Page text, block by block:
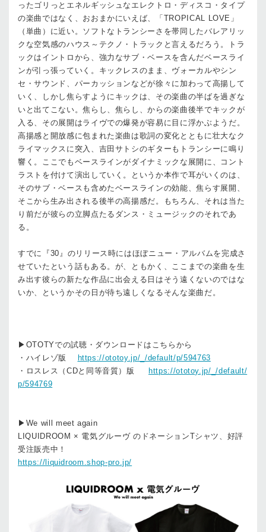
ったゴリっとエネルギッシュなエレクトロ・ディスコ・タイプ
の楽曲ではなく、おおまかにいえば、「TROPICAL LOVE」
（単曲）に近い。ソフトなトランシーさを帯同したバレアリッ
クな空気感のハウス～テクノ・トラックと言えるだろう。トラ
ックはイントロから、強力なサブ・ベースを含んだベースライ
ンが引っ張っていく。キックレスのまま、ヴォーカルやシン
セ・サウンド、パーカッションなどが徐々に加わって高揚して
いく、しかし焦らすようにキックは、その楽曲の半ばを過ぎな
いと出てこない。焦らし、焦らし、からの楽曲後半でキックが
入る、その展開はライヴでの爆発が容易に目に浮かぶようだ。
高揚感と開放感に包まれた楽曲は歌詞の変化とともに壮大なク
ライマックスに突入、吉田サトシのギターもトランシーに鳴り
響く。ここでもベースラインがダイナミックな展開に、コント
ラストを付けて演出していく。というか本作で耳がいくのは、
そのサブ・ベースも含めたベースラインの効能、焦らす展開、
そこから生み出される後半の高揚感だ。もちろん、それは当た
り前だが彼らの立脚点たるダンス・ミュージックのそれであ
る。
すでに『30』のリリース時にはほぼニュー・アルバムを完成さ
せていたという話もある。が、ともかく、ここまでの楽曲を生
み出す彼らの新たな作品に出会える日はそう遠くないのではな
いか、というかその日が待ち遠しくなるそんな楽曲だ。
▶︎OTOTYでの試聴・ダウンロードはこちらから
・ハイレゾ版
https://ototoy.jp/_/default/p/594763
・ロスレス（CDと同等音質）版
https://ototoy.jp/_/default/
p/594769
▶︎ We will meet again
LIQUIDROOM × 電気グルーヴ のドネーションTシャツ、好評
受注販売中！
https://liquidroom.shop-pro.jp/